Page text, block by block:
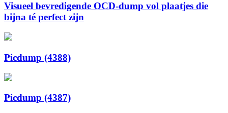
Visueel bevredigende OCD-dump vol plaatjes die
bijna té perfect zijn
Picdump (4388)
Picdump (4387)